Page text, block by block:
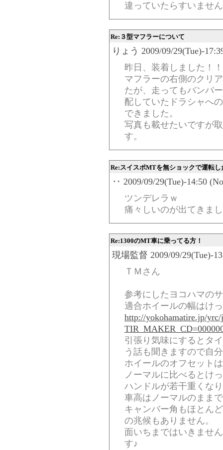
違っていたらすいませ
Re:３型マフラーについて
りょう 2009/09/29(Tue)-
昨日、装着しました！！
マフラーの右側のクリ
たが、走ってもバンパ
配していたドラシャへ
できました。
写真も載せたいですが
す。
Re:スイスポMTを無ショックで運転し
‥ 2009/09/29(Tue)-14:50
ツンデレラｗ
痛々しいのが出てきま
Re:1300のMT車に乗ってる方！
現場監督 2009/09/29(Tue)-
ＴＭさん
参考にしたヨコハマの
適合ホイールの幅はけ
http://yokohamatire.jp/
引張り気味にするとタ
う話も聞きますので自
ホイールのオフセット
ノーマルに比べるとけ
ハンドルが若干重くな
車高はノーマルのまま
キャンバー角もほとん
の兆候もありません。
面いちまではいきませ
す♪